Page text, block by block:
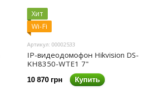
Хит
Wi-Fi
Артикул: 00002533
IP-видеодомофон Hikvision DS-
KH8350-WTE1 7"
10 870 грн Купить